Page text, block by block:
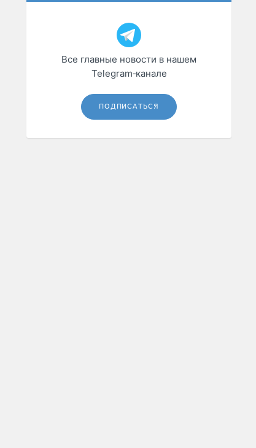
Все главные новости в нашем
Telegram‑канале
ПОДПИСАТЬСЯ